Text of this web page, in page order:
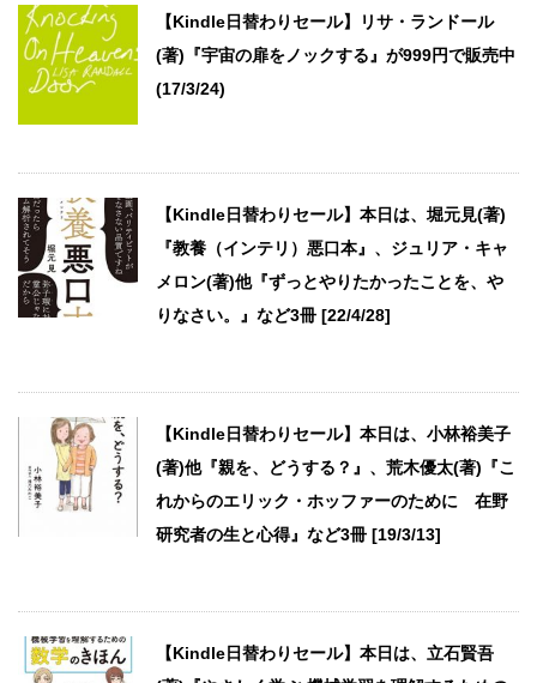
【Kindle日替わりセール】リサ・ランドール
(著)『宇宙の扉をノックする』が999円で販売中
(17/3/24)
【Kindle日替わりセール】本日は、堀元見(著)
『教養（インテリ）悪口本』、ジュリア・キャ
メロン(著)他『ずっとやりたかったことを、や
りなさい。』など3冊 [22/4/28]
【Kindle日替わりセール】本日は、小林裕美子
(著)他『親を、どうする？』、荒木優太(著)『こ
れからのエリック・ホッファーのために 在野
研究者の生と心得』など3冊 [19/3/13]
【Kindle日替わりセール】本日は、立石賢吾